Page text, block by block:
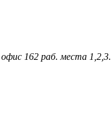
162 раб. места 1,2,3.